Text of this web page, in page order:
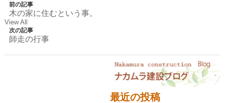
前の記事
木の家に住むという事。
View All
次の記事
師走の行事
最近の投稿